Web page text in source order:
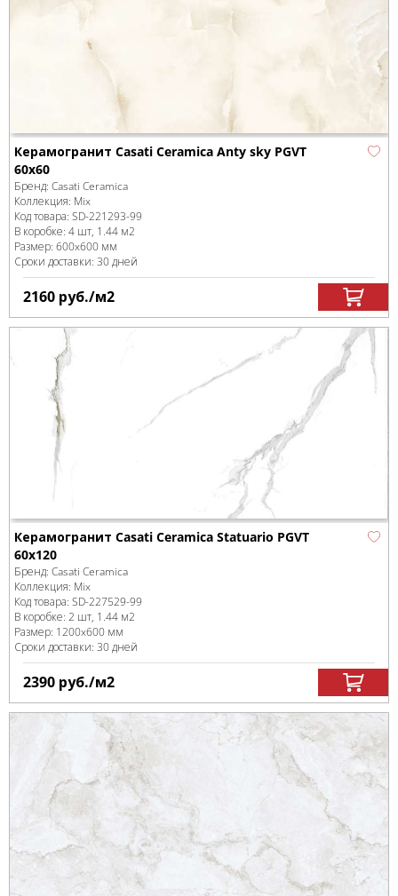
Керамогранит Casati Ceramica Anty sky PGVT
60x60
Бренд: Casati Ceramica
Коллекция: Mix
Код товара: SD-221293-99
В коробке: 4 шт, 1.44 м2
Размер: 600x600 мм
Сроки доставки: 30 дней
2160 руб./м2
Керамогранит Casati Ceramica Statuario PGVT
60x120
Бренд: Casati Ceramica
Коллекция: Mix
Код товара: SD-227529-99
В коробке: 2 шт, 1.44 м2
Размер: 1200x600 мм
Сроки доставки: 30 дней
2390 руб./м2